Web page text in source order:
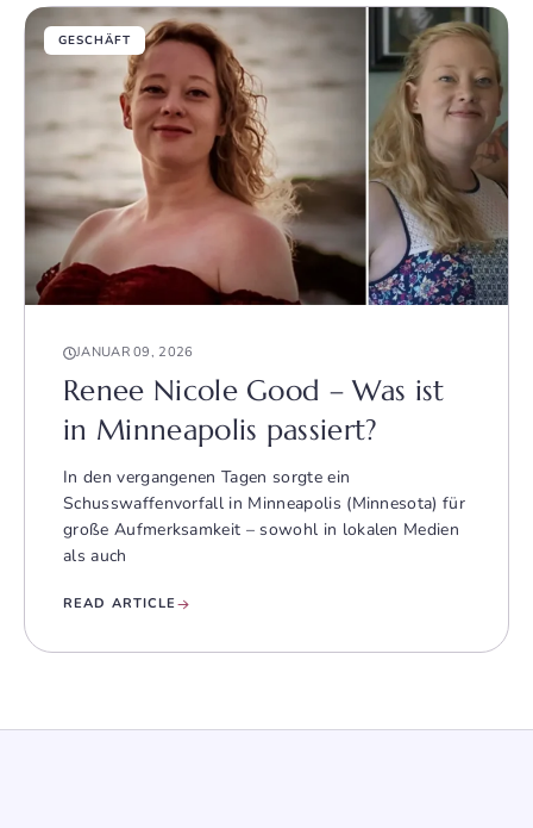
GESCHÄFT
JANUAR 09, 2026
Renee Nicole Good – Was ist
in Minneapolis passiert?
In den vergangenen Tagen sorgte ein
Schusswaffenvorfall in Minneapolis (Minnesota) für
große Aufmerksamkeit – sowohl in lokalen Medien
als auch
READ ARTICLE